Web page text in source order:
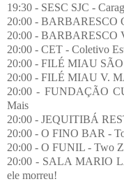
19:30 - SESC SJC -
20:00 - BARBARESCO
20:00 - BARBARESCO
20:00 - CET - Coletivo
20:00 - FILÉ MIAU
20:00 - FILÉ MIAU V.
20:00 - FUNDAÇÃO
Mais
20:00 - JEQUITIBÁ
20:00 - O FINO BAR -
20:00 - O FUNIL - Two
20:00 - SALA MARIO
ele morreu!